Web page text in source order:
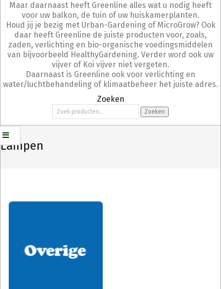
Maar daarnaast heeft Greenline alles wat u nodig heeft
voor uw balkon, de tuin of uw huiskamerplanten.
Houd jij je bezig met Urban-Gardening of MicroGrow? Ook
daar heeft Greenline de juiste producten voor, zoals,
zaden, verlichting en bio-organische voedingsmiddelen
van bijvoorbeeld HealthyGardening. Verder word ook uw
vijver of Koi vijver niet vergeten.
Daarnaast is Greenline ook voor verlichting en
water/luchtbehandeling of klimaatbeheer het juiste adres.
Zoeken
Zoeken
naar:
Zoeken
Lampen